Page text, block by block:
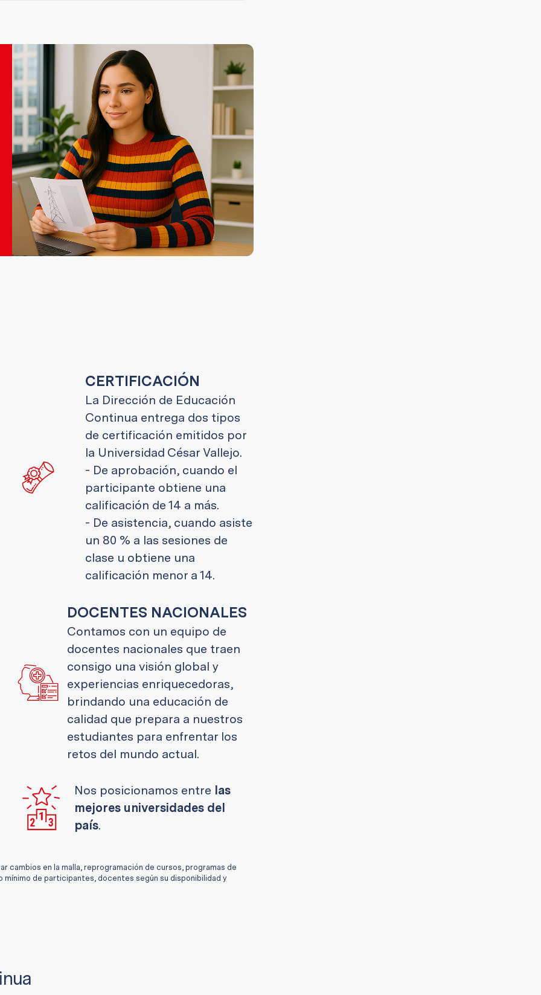
CERTIFICACIÓN
La Dirección de Educación
Continua entrega dos tipos
de certificación emitidos por
la Universidad César Vallejo.
- De aprobación, cuando el
participante obtiene una
calificación de 14 a más.
- De asistencia, cuando asiste
un 80 % a las sesiones de
clase u obtiene una
calificación menor a 14.
DOCENTES NACIONALES
Contamos con un equipo de
docentes nacionales que traen
consigo una visión global y
experiencias enriquecedoras,
brindando una educación de
calidad que prepara a nuestros
estudiantes para enfrentar los
retos del mundo actual.
Nos posicionamos entre las
mejores universidades del
país.
cambios en la malla, reprogramación de cursos, programas de
mínimo de participantes, docentes según su disponibilidad y